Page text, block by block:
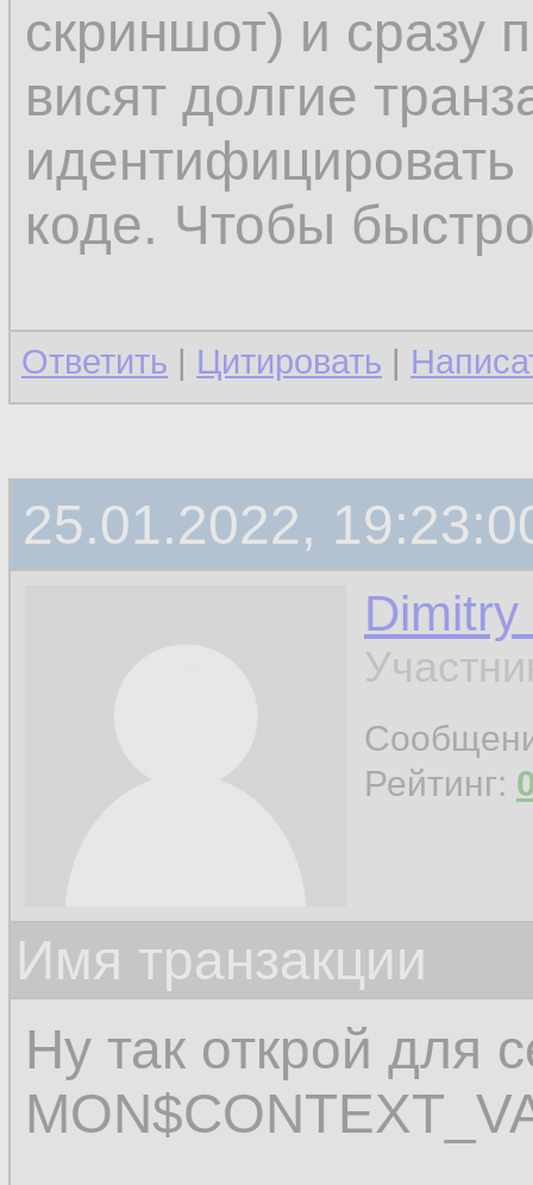
скриншот) и сразу
висят долгие
идентифицировать
коде. Чтобы
Ответить | Цитировать |
25.01.2022,
Рейтинг:
Имя транзакции
Ну так открой для